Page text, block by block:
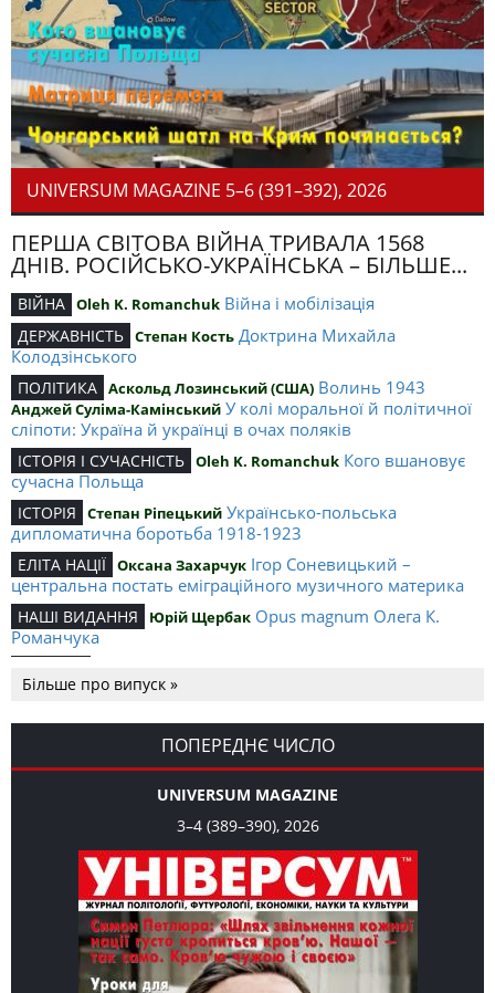
UNIVERSUM MAGAZINE 5–6 (391–392), 2026
ПЕРША СВІТОВА ВІЙНА ТРИВАЛА 1568
ДНІВ. РОСІЙСЬКО-УКРАЇНСЬКА – БІЛЬШЕ...
ВІЙНА Oleh K. Romanchuk Війна і мобілізація
ДЕРЖАВНІСТЬ Степан Кость Доктрина Михайла
Колодзінського
ПОЛІТИКА Аскольд Лозинський (США) Волинь 1943
Анджей Суліма-Камінський У колі моральної й політичної
сліпоти: Україна й українці в очах поляків
ІСТОРІЯ І СУЧАСНІСТЬ Oleh K. Romanchuk Кого вшановує
сучасна Польща
ІСТОРІЯ Степан Ріпецький Українсько-польська
дипломатична боротьба 1918-1923
ЕЛІТА НАЦІЇ Оксана Захарчук Ігор Соневицький –
центральна постать еміграційного музичного материка
НАШІ ВИДАННЯ Юрій Щербак Opus magnum Олега К.
Романчука
Романчука
Editorial Oleh K. Romanchuk Журавель і синиця як
уособлення української політстратегії й тактики
Більше про випуск »
ПОПЕРЕДНЄ ЧИСЛО
UNIVERSUM MAGAZINE
3–4 (389–390), 2026